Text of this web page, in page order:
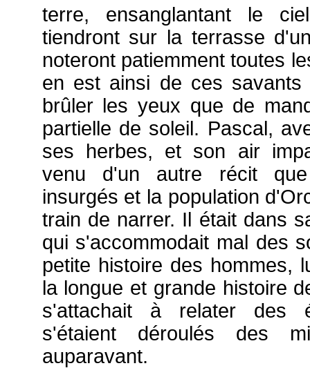
terre, ensanglantant le
tiendront sur la terrasse
noteront patiemment toutes
en est ainsi de ces savants
brûler les yeux que de
partielle de soleil. Pascal,
ses herbes, et son air
venu d'un autre récit
insurgés et la population
train de narrer. Il était dans
qui s'accommodait mal des
petite histoire des hommes,
la longue et grande histoire
s'attachait à relater des
s'étaient déroulés des
auparavant.